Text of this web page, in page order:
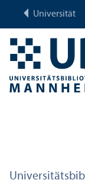
Universität